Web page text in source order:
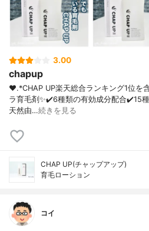
3.00
chapup
❤︎.*CHAP UP⁡楽天総合ランキング1位を
ラ育毛剤✨⁡✔️6種類の有効成分配合✔️15
天然由…続きを見る
CHAP UP(チャップアップ)
育毛ローション
コイ